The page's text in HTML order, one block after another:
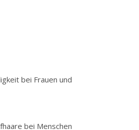
bei Frauen und
bei Menschen